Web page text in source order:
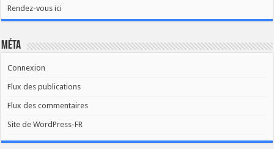
Rendez-vous ici
Méta
Connexion
Flux des publications
Flux des commentaires
Site de WordPress-FR